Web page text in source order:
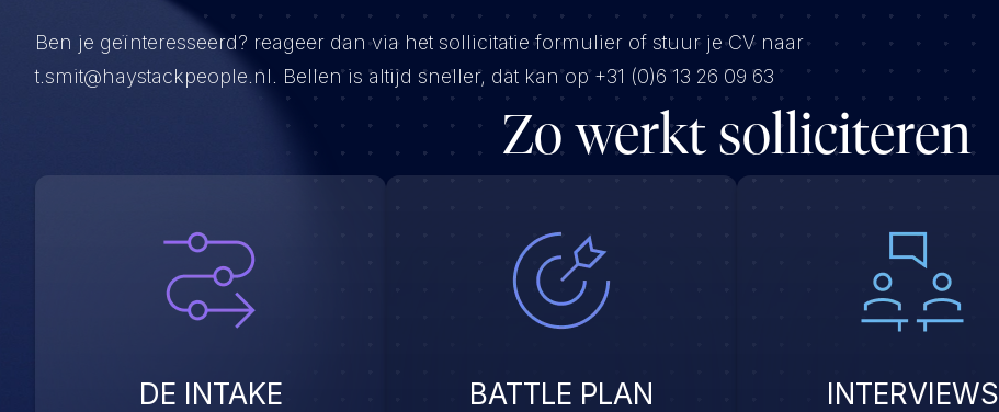
Ben je geïnteresseerd? reageer dan via het sollicitatie formulier of stuur je CV naar
t.smit@haystackpeople.nl. Bellen is altijd sneller, dat kan op +31 (0)6 13 26 09 63
Zo werkt solliciteren
DE INTAKE BATTLE PLAN INTERVIEWS